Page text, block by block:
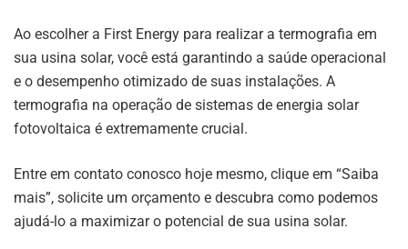
Ao escolher a First Energy para realizar a termografia em
sua usina solar, você está garantindo a saúde operacional
e o desempenho otimizado de suas instalações. A
termografia na operação de sistemas de energia solar
fotovoltaica é extremamente crucial.
Entre em contato conosco hoje mesmo, clique em “Saiba
mais”, solicite um orçamento e descubra como podemos
ajudá-lo a maximizar o potencial de sua usina solar.